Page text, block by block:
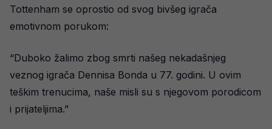
Tottenham se oprostio od svog bivšeg igrača
emotivnom porukom:
“Duboko žalimo zbog smrti našeg nekadašnjeg
veznog igrača Dennisa Bonda u 77. godini. U ovim
teškim trenucima, naše misli su s njegovom porodicom
i prijateljima.”